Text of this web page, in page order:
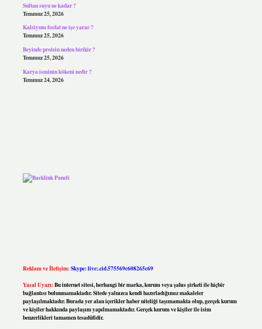
Sultan suyu ne kadar ?
Temmuz 25, 2026
Kalsiyum fosfat ne işe yarar ?
Temmuz 25, 2026
Beyinde protein neden birikir ?
Temmuz 25, 2026
Karya isminin kökeni nedir ?
Temmuz 24, 2026
Reklam ve İletişim:Skype: live:.cid.575569c608265c69
Yasal Uyarı:Bu internet sitesi, herhangi bir marka, kurum veya şahıs şirketi ile hiçbir
bağlantısı bulunmamaktadır. Sitede yalnızca kendi hazırladığımız makaleler
paylaşılmaktadır. Burada yer alan içerikler haber niteliği taşımamakta olup, gerçek kurum
ve kişiler hakkında paylaşım yapılmamaktadır. Gerçek kurum ve kişiler ile isim
benzerlikleri tamamen tesadüfidir.